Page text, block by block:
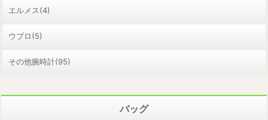
エルメス(4)
ウブロ(5)
その他腕時計(95)
バッグ